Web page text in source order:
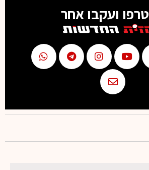
ועקבו אחר